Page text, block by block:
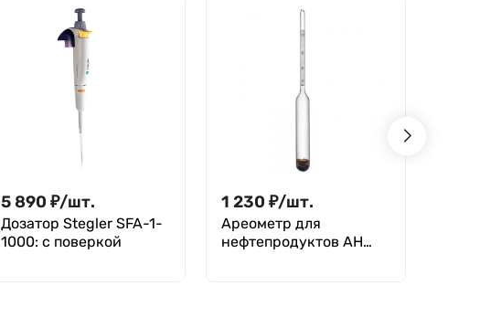
5 890 ₽/шт.
Дозатор Stegler SFA-1-
1000: с поверкой
1 230 ₽/шт.
Ареометр для
нефтепродуктов АН